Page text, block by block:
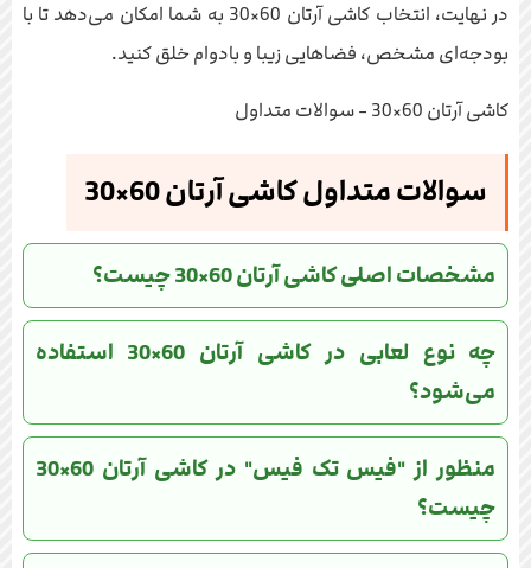
در نهایت، انتخاب کاشی آرتان 60×30 به شما امکان می‌دهد تا با
بودجه‌ای مشخص، فضاهایی زیبا و بادوام خلق کنید.
کاشی آرتان 60×30 - سوالات متداول
سوالات متداول کاشی آرتان 60×30
مشخصات اصلی کاشی آرتان 60×30 چیست؟
چه نوع لعابی در کاشی آرتان 60×30 استفاده
می‌شود؟
منظور از "فیس تک فیس" در کاشی آرتان 60×30
چیست؟